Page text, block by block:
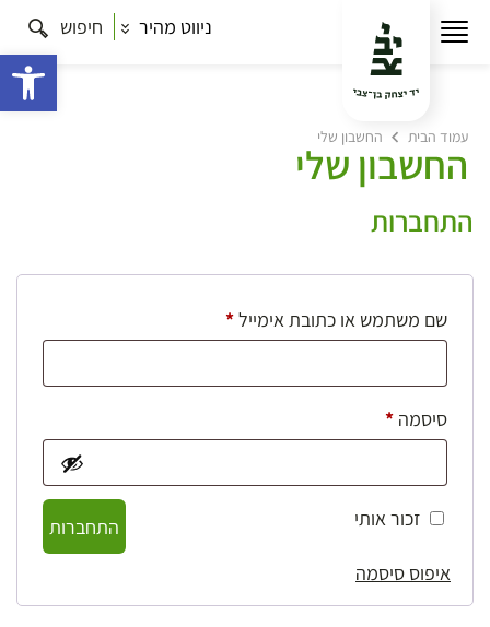
ניווט מהיר חיפוש
עמוד הבית החשבון שלי
החשבון שלי
התחברות
שם משתמש או כתובת אימייל*חובה
סיסמה *חובה
זכור אותי
התחברות
איפוס סיסמה